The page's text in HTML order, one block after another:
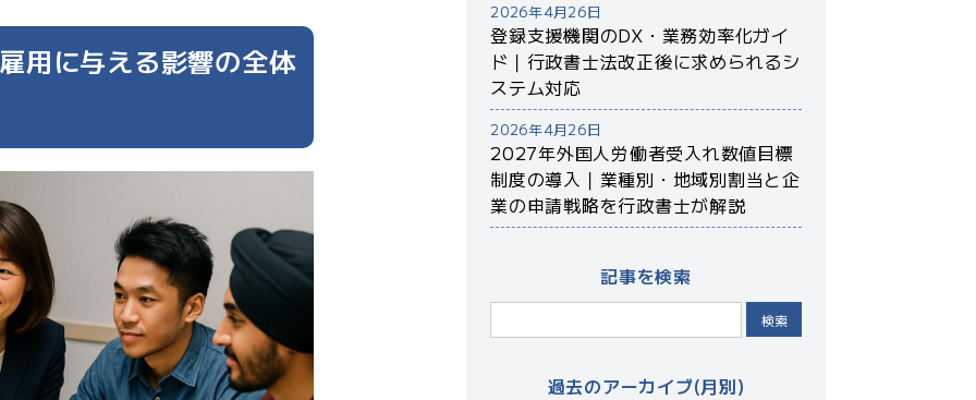
用に与える影響の全体
登録支援機関のDX・業務効率化ガイ
ド｜行政書士法改正後に求められるシ
ステム対応
2026年4月26日
2027年外国人労働者受入れ数値目標
制度の導入｜業種別・地域別割当と企
業の申請戦略を行政書士が解説
2026年4月26日
記事を検索
検索
過去のアーカイブ(月別)